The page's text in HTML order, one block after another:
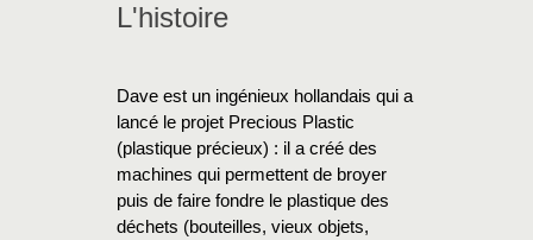
L'histoire
Dave est un ingénieux hollandais qui a
lancé le projet Precious Plastic
(plastique précieux) : il a créé des
machines qui permettent de broyer
puis de faire fondre le plastique des
déchets (bouteilles, vieux objets,